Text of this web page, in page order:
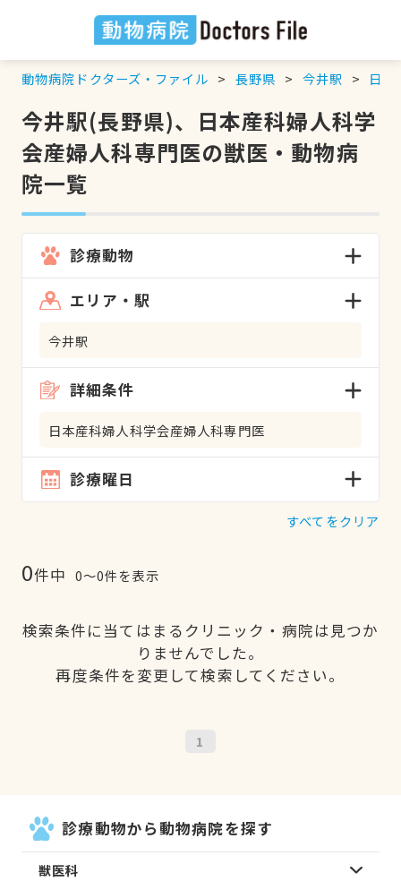
動物病院ドクターズ・ファイル 長野県 今井駅 日本
今井駅(長野県)、日本産科婦人科学
会産婦人科専門医の獣医・動物病
院一覧
診療動物
エリア・駅
今井駅
詳細条件
日本産科婦人科学会産婦人科専門医
診療曜日
すべてをクリア
0件中 0〜0件を表示
検索条件に当てはまるクリニック・病院は見つか
りませんでした。
再度条件を変更して検索してください。
1
診療動物から動物病院を探す
獣医科